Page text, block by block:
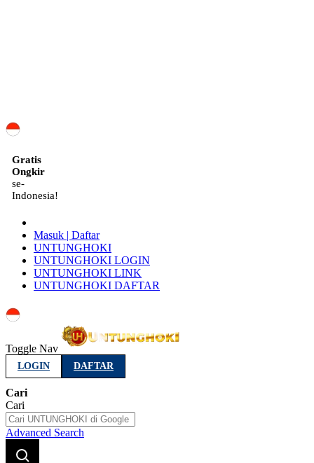
Gratis
Ongkir
se-
Indonesia!
Masuk | Daftar
UNTUNGHOKI
UNTUNGHOKI LOGIN
UNTUNGHOKI LINK
UNTUNGHOKI DAFTAR
Toggle Nav
LOGIN DAFTAR
Cari
Cari
Advanced Search